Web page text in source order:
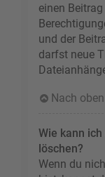
einen
und der
darfst neue
Nach oben
Wie kann
löschen?
Wenn du